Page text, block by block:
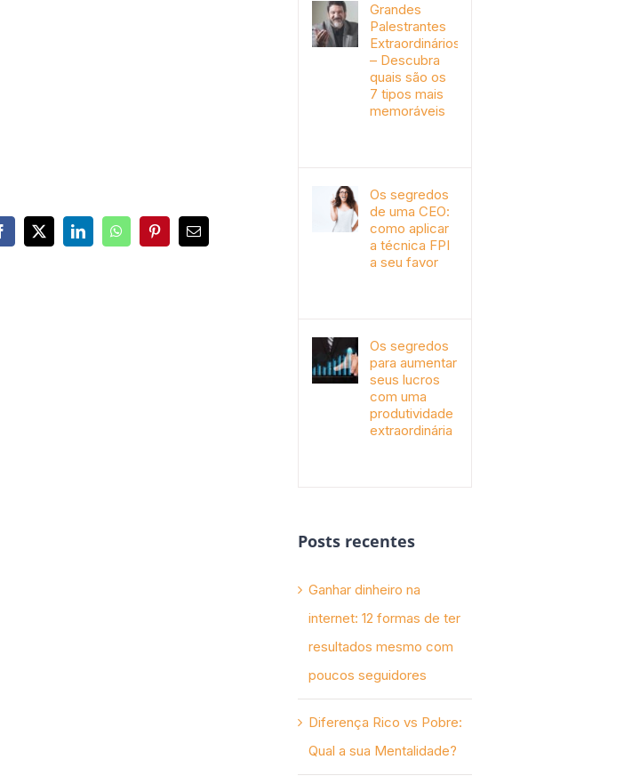
Grandes
Palestrantes
Extraordinários
– Descubra
quais são os
7 tipos mais
memoráveis
Os segredos
de uma CEO:
como aplicar
a técnica FPI
a seu favor
Os segredos
para aumentar
seus lucros
com uma
produtividade
extraordinária
Posts recentes
Ganhar dinheiro na
internet: 12 formas de ter
resultados mesmo com
poucos seguidores
Diferença Rico vs Pobre:
Qual a sua Mentalidade?